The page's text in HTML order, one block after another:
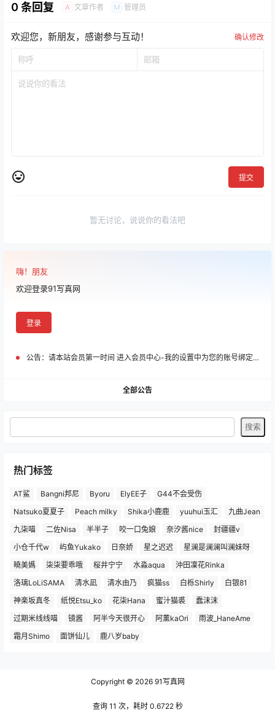
0 条回复 A 文章作者 M 管理员
欢迎您，新朋友，感谢参与互动！ 确认修改
提交
暂无讨论，说说你的看法吧
嗨！朋友
欢迎登录91写真网
登录
公告： 请本站会员第一时间 进入会员中心-我的设置中为您的账号绑定邮箱!
全部公告
热门标签
AT鲨 Bangni邦尼 Byoru ElyEE子
G44不会受伤
Natsuko夏夏子
Peach milky Shika小鹿鹿 yuuhui玉汇
九曲Jean
九柒喵
二佐Nisa 半半子 咬一口兔娘 奈汐酱nice
封疆疆v
小仓千代w
屿鱼Yukako 日奈娇 星之迟迟
星澜是澜澜叫澜妹呀
曉美媽
柒柒要乖哦 桜井宁宁 水淼aqua
沖田凜花Rinka
洛璃LoLiSAMA
清水凪 清水由乃 疯猫ss 白栎Shirly
白银81
神楽坂真冬
纸悦Etsu_ko 花柒Hana 蜜汁猫裘
蠢沫沫
过期米线线喵
镜酱 阿半今天很开心 阿薰kaOri
雨波_HaneAme
霜月Shimo
面饼仙儿 鹿八岁baby
Copyright © 202691写真网
查询 11 次，耗时 0.6722 秒